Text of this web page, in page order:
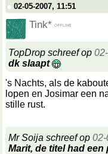
02-05-2007, 11:51
Tink*
TopDrop schreef op
dk slaapt
's Nachts, als de
lopen en Josimar een
stille rust.
Mr Soija schreef op 02-
Marit, de titel had een